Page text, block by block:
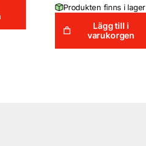
Produkten finns i lager
Lägg till i
varukorgen